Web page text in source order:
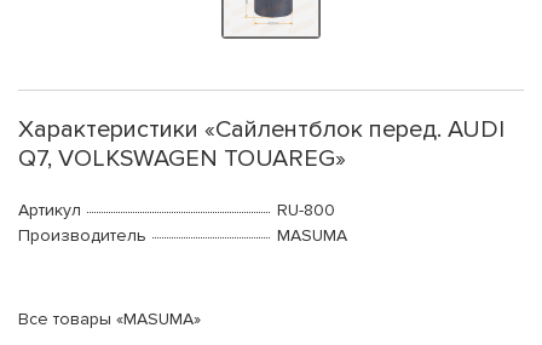
Характеристики «Сайлентблок перед. AUDI
Q7, VOLKSWAGEN TOUAREG»
Артикул
RU-800
Производитель
MASUMA
Все товары «MASUMA»